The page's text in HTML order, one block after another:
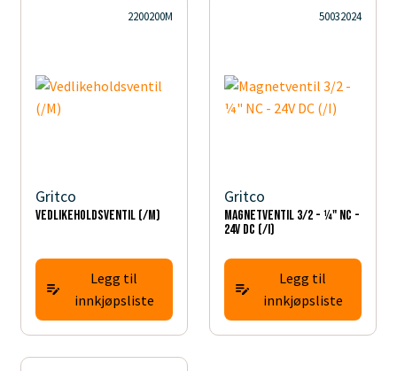
2200200M
Gritco
Vedlikeholdsventil (/M)
Legg til
innkjøpsliste
50032024
Gritco
Magnetventil 3/2 - ¼" NC -
24V DC (/I)
Legg til
innkjøpsliste